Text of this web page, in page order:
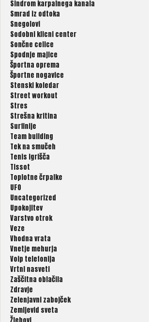
Sindrom karpalnega kanala
Smrad iz odtoka
Snegolovi
Sodobni klicni center
Sončne celice
Spodnje majice
Športna oprema
Športne nogavice
Stenski koledar
Street workout
Stres
Strešna kritina
Surfinije
Team building
Tek na smučeh
Tenis igrišča
Tissot
Toplotne črpalke
UFO
Uncategorized
Upokojitev
Varstvo otrok
Veze
Vhodna vrata
Vnetje mehurja
Voip telefonija
Vrtni nasveti
Zaščitna oblačila
Zdravje
Zelenjavni zabojček
Zemljevid sveta